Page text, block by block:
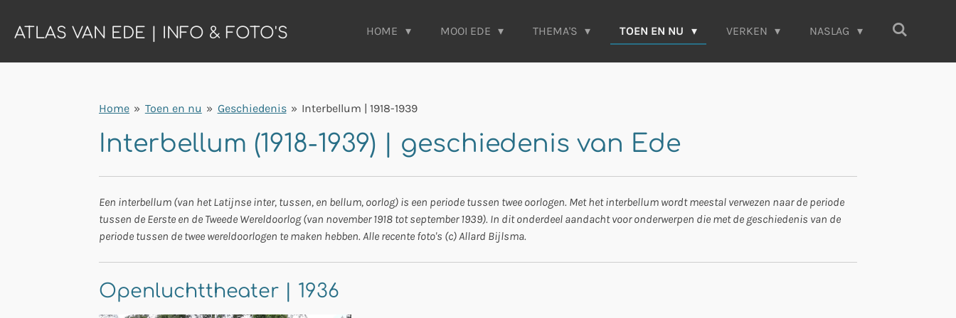
direct
de
ATLAS VAN EDE | INFO & FOTO'S HOME MOOI EDE THEMA'S TOEN EN NU VERKEN NASLAG
Home » Toen en nu » Geschiedenis » Interbellum | 1918-1939
Interbellum (1918-1939) | geschiedenis van Ede
Een interbellum (van het Latijnse inter, tussen, en bellum, oorlog) is een periode tussen twee oorlogen. Met het interbellum wordt meestal verwezen naar de periode
tussen de Eerste en de Tweede Wereldoorlog (van november 1918 tot september 1939). In dit onderdeel aandacht voor onderwerpen die met de geschiedenis van de
periode tussen de twee wereldoorlogen te maken hebben. Alle recente foto's (c) Allard Bijlsma.
Openluchttheater | 1936